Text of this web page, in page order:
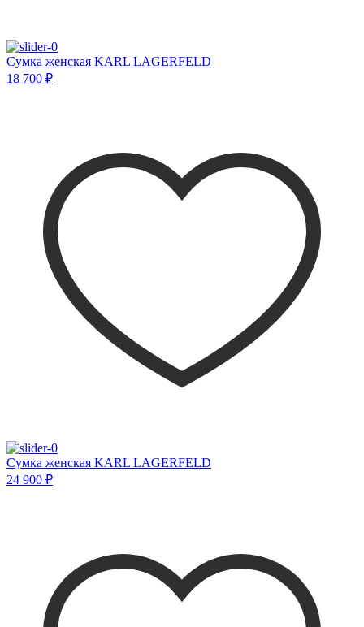
Сумка женская KARL LAGERFELD
18 700 ₽
Сумка женская KARL LAGERFELD
24 900 ₽